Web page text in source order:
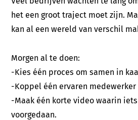
het een groot traject moet zijn.
kan al een wereld van verschil
Morgen al te doen:
-Kies één proces om samen in
-Koppel één ervaren medewerker
-Maak één korte video waarin
voorgedaan.